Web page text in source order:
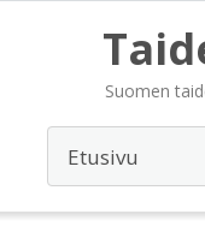
Suomen